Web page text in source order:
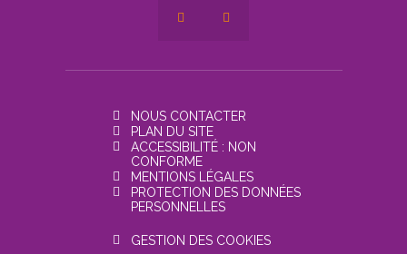
NOUS CONTACTER
PLAN DU SITE
ACCESSIBILITÉ : NON
CONFORME
MENTIONS LÉGALES
PROTECTION DES DONNÉES
PERSONNELLES
GESTION DES COOKIES